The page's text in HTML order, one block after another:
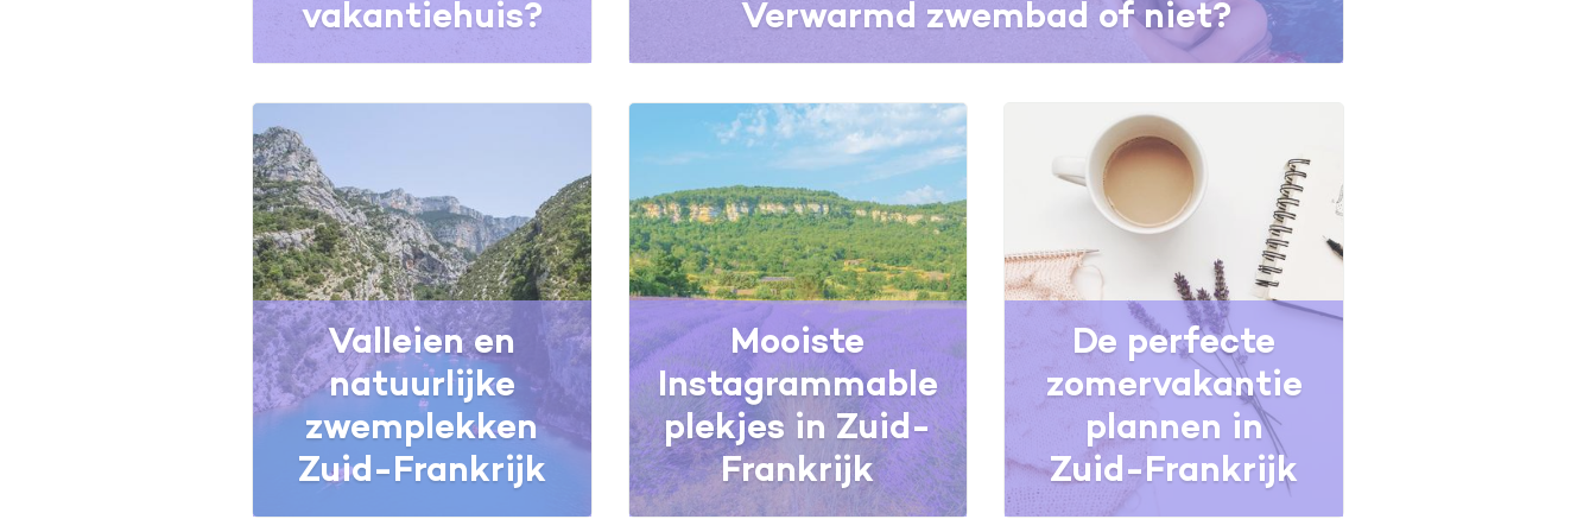
vakantiehuis?
Verwarmd zwembad of niet?
Valleien en
natuurlijke
zwemplekken
Zuid-Frankrijk
Mooiste
Instagrammable
plekjes in Zuid-
Frankrijk
De perfecte
zomervakantie
plannen in
Zuid-Frankrijk